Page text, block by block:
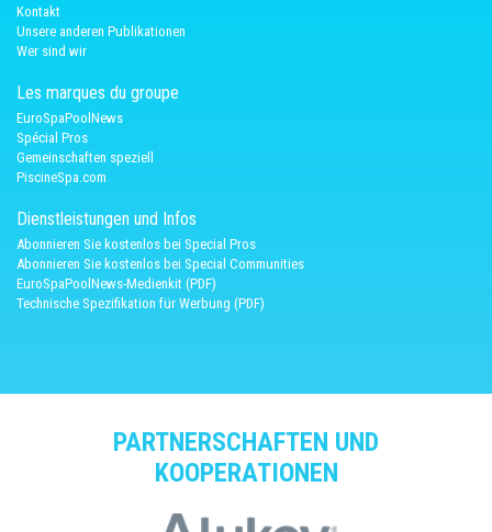
Kontakt
Unsere anderen Publikationen
Wer sind wir
Les marques du groupe
EuroSpaPoolNews
Spécial Pros
Gemeinschaften speziell
PiscineSpa.com
Dienstleistungen und Infos
Abonnieren Sie kostenlos bei Special Pros
Abonnieren Sie kostenlos bei Special Communities
EuroSpaPoolNews-Medienkit (PDF)
Technische Spezifikation für Werbung (PDF)
PARTNERSCHAFTEN UND
KOOPERATIONEN